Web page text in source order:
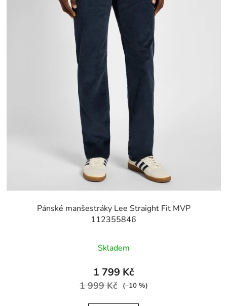
Pánské manšestráky Lee Straight Fit MVP
112355846
Skladem
1 799 Kč
1 999 Kč (–10 %)